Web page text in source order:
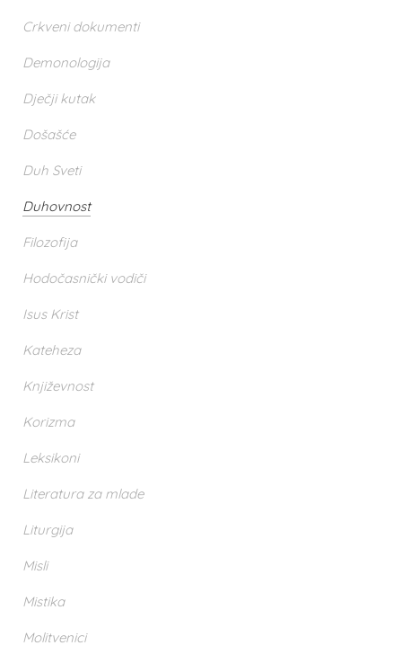
Crkveni dokumenti
Demonologija
Dječji kutak
Došašće
Duh Sveti
Duhovnost
Filozofija
Hodočasnički vodiči
Isus Krist
Kateheza
Književnost
Korizma
Leksikoni
Literatura za mlade
Liturgija
Misli
Mistika
Molitvenici